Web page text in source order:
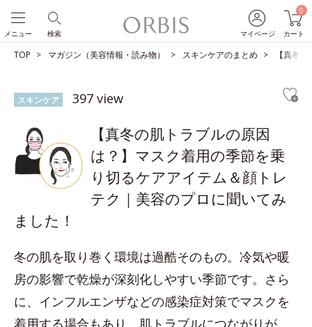
マイページ
0
カート
検索
メニュー
TOP マガジン（美容情報・読み物） スキンケアのまとめ 【真冬
スキンケア 397 view
【真冬の肌トラブルの原因
は？】マスク着用の季節を乗
り切るケアアイテム＆顔トレ
テク｜美容のプロに聞いてみ
ました！
冬の肌を取り巻く環境は過酷そのもの。冷気や暖
房の影響で乾燥が深刻化しやすい季節です。さら
に、インフルエンザなどの感染症対策でマスクを
着用する場合もあり、肌トラブルにつながりが